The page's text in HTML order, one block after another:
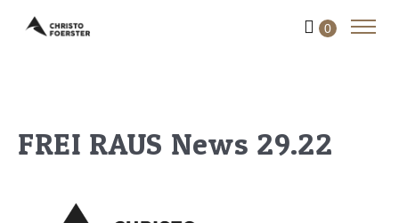
0
FREI RAUS News 29.22